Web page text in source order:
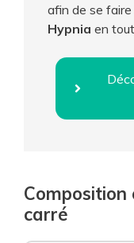
afin de se faire
Hypnia en
carré